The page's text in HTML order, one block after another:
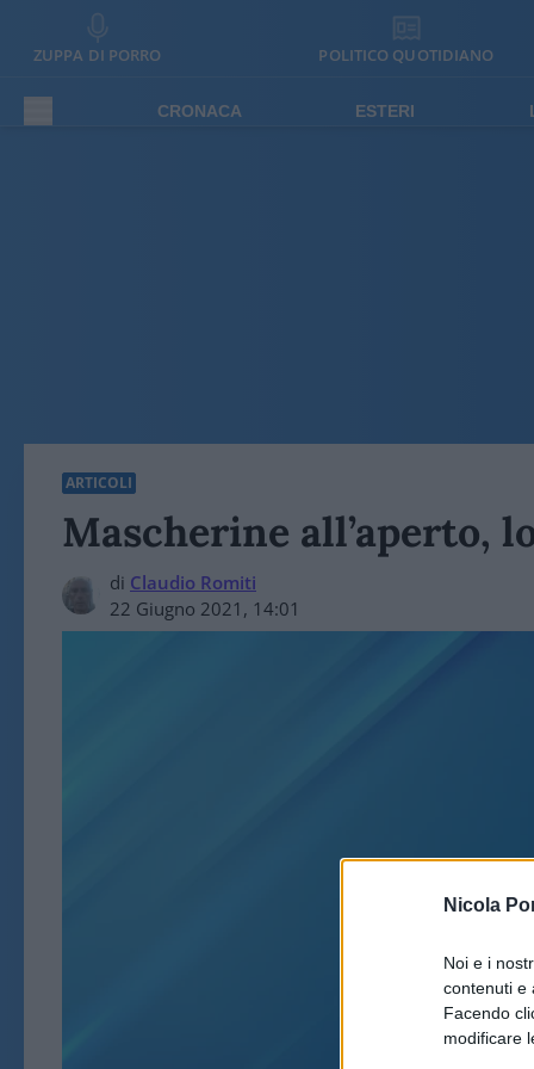
Nicola
Noi e i
contenuti e
Facendo
modificare
ZUPPA DI PORRO POLITICO QUOTIDIANO
CRONACA ESTERI
ARTICOLI
Mascherine all’aperto,
di Claudio Romiti
22 Giugno 2021, 14:01